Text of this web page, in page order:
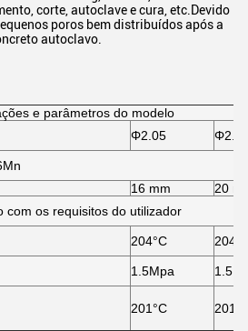
corte, autoclave e cura, etc.Devido
poros bem distribuídos após a
autoclavo.
e parâmetros do modelo
Φ2.05
16 mm
20
com os requisitos do utilizador
204°C
1.5Mpa
201°C